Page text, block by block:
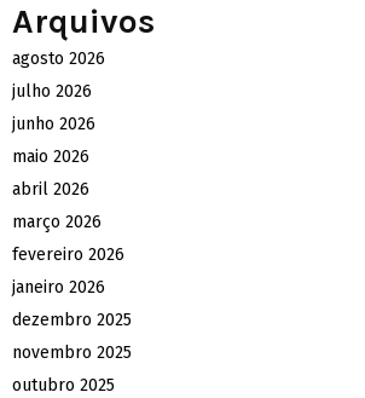
Arquivos
agosto 2026
julho 2026
junho 2026
maio 2026
abril 2026
março 2026
fevereiro 2026
janeiro 2026
dezembro 2025
novembro 2025
outubro 2025